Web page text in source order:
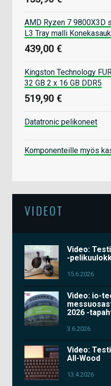
AMD Ryzen 7 9800X3D
L3 Tray malli
439,00 €
Kingston Technology
32 GB 2 x 16 GB DDR5
519,90 €
Datatronic pelikoneet
Komponenteille myös
VIDEOT
Video:
-
15.6.2026
Video: io-
2026 -
3.6.2026
Video:
All-Wood
13.4.2026